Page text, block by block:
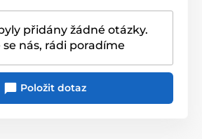
přidány žádné otázky.
nás, rádi poradíme
Položit dotaz